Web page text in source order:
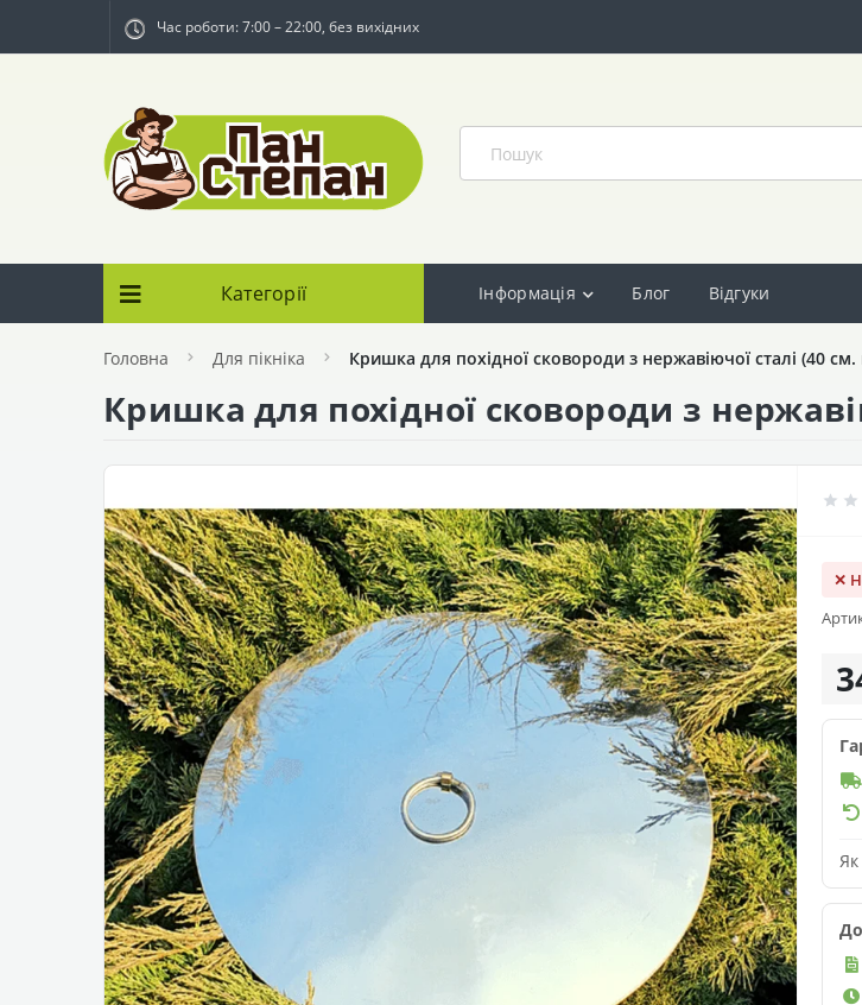
Час роботи: 7:00 – 22:00, без вихідних
Категорії Інформація Блог Відгуки
Головна Для пікніка Кришка для похідної сковороди з нержавіючої сталі (40 см.
Кришка для похідної сковороди з
✕